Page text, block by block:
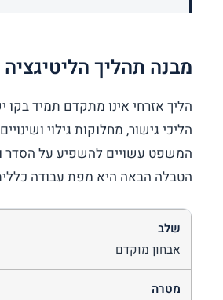
מבנה תהליך
הליך אזרחי אינו מתקדם תמיד בקו
הליכי גישור, מחלוקות גילוי
המשפט עשויים להשפיע על הסדר
הטבלה הבאה היא מפת עבודה
אבחון מוקדם